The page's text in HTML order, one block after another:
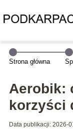
Strona główna
Aerobik:
korzyści
Data publikacji: 2026-